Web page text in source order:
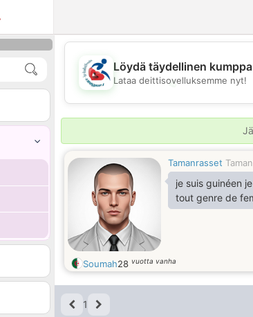
💖
Löydä täydellinen
Lataa deittisovelluksemme nyt!
Tamanrasset
je suis guinéen
tout genre de
Soumah28 vuotta vanha
1